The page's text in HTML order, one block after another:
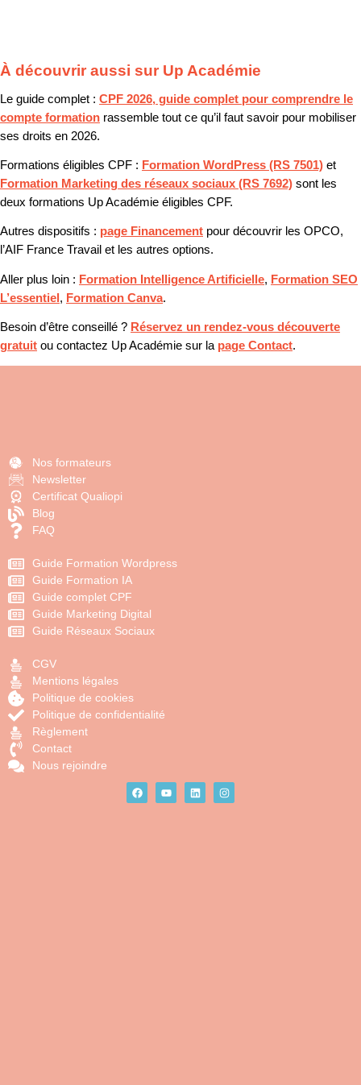
À découvrir aussi sur Up Académie
Le guide complet : CPF 2026, guide complet pour comprendre le
compte formation rassemble tout ce qu’il faut savoir pour mobiliser
ses droits en 2026.
Formations éligibles CPF : Formation WordPress (RS 7501) et
Formation Marketing des réseaux sociaux (RS 7692) sont les
deux formations Up Académie éligibles CPF.
Autres dispositifs : page Financement pour découvrir les OPCO,
l’AIF France Travail et les autres options.
Aller plus loin : Formation Intelligence Artificielle, Formation SEO
L’essentiel , Formation Canva.
Besoin d’être conseillé ? Réservez un rendez-vous découverte
gratuit ou contactez Up Académie sur la page Contact.
Nos formateurs
Newsletter
Certificat Qualiopi
Blog
FAQ
Guide Formation Wordpress
Guide Formation IA
Guide complet CPF
Guide Marketing Digital
Guide Réseaux Sociaux
CGV
Mentions légales
Politique de cookies
Politique de confidentialité
Règlement
Contact
Nous rejoindre